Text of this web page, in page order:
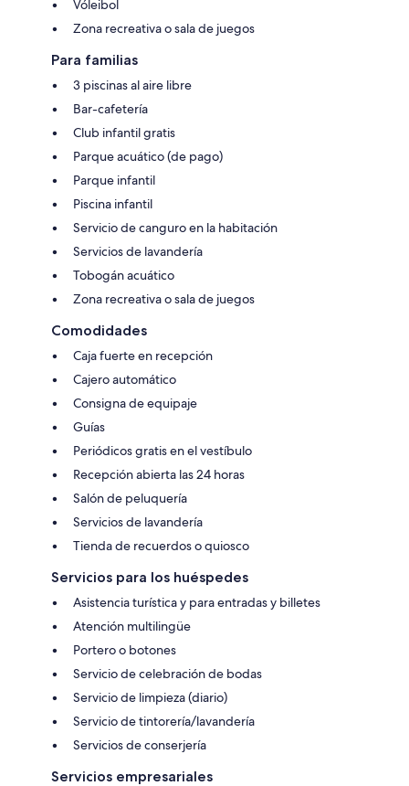
Vóleibol
Zona recreativa o sala de juegos
Para familias
3 piscinas al aire libre
Bar-cafetería
Club infantil gratis
Parque acuático (de pago)
Parque infantil
Piscina infantil
Servicio de canguro en la habitación
Servicios de lavandería
Tobogán acuático
Zona recreativa o sala de juegos
Comodidades
Caja fuerte en recepción
Cajero automático
Consigna de equipaje
Guías
Periódicos gratis en el vestíbulo
Recepción abierta las 24 horas
Salón de peluquería
Servicios de lavandería
Tienda de recuerdos o quiosco
Servicios para los huéspedes
Asistencia turística y para entradas y billetes
Atención multilingüe
Portero o botones
Servicio de celebración de bodas
Servicio de limpieza (diario)
Servicio de tintorería/lavandería
Servicios de conserjería
Servicios empresariales